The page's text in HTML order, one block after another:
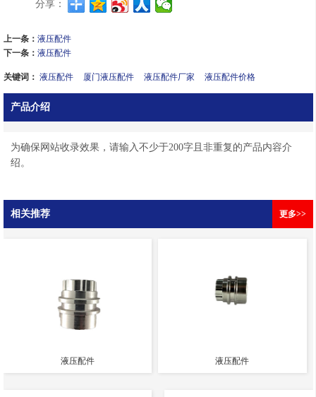
分享：
上一条： 液压配件
下一条： 液压配件
关键词： 液压配件 厦门液压配件 液压配件厂家 液压配件价格
产品介绍
为确保网站收录效果，请输入不少于200字且非重复的产品内容介
绍。
相关推荐 更多>>
液压配件 液压配件